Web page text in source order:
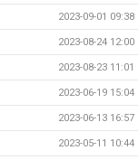
2023-09-01 09:38
2023-08-24 12:00
2023-08-23 11:01
2023-06-19 15:04
2023-06-13 16:57
2023-05-11 10:44